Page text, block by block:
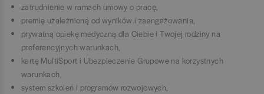
zatrudnienie w ramach umowy o pracę,
premię uzależnioną od wyników i zaangażowania,
prywatną opiekę medyczną dla Ciebie i Twojej rodziny na
preferencyjnych warunkach,
kartę MultiSport i Ubezpieczenie Grupowe na korzystnych
warunkach,
system szkoleń i programów rozwojowych,